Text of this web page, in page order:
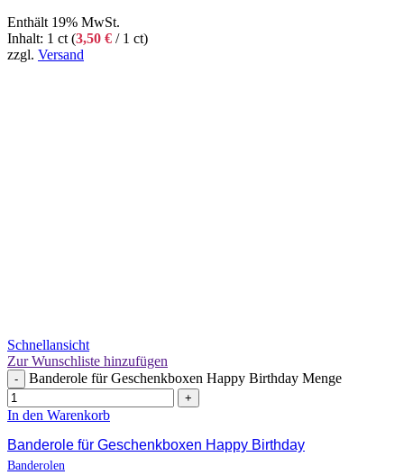
Enthält 19% MwSt.
Inhalt: 1 ct (3,50 € / 1 ct)
zzgl. Versand
Schnellansicht
Zur Wunschliste hinzufügen
- Banderole für Geschenkboxen Happy Birthday Menge
+
In den Warenkorb
Banderole für Geschenkboxen Happy Birthday
Banderolen